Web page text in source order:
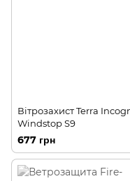
Вітрозахист Terra
Windstop S9
677 грн